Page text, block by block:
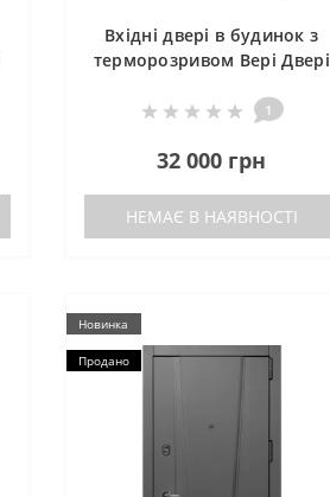
Вхідні двері в будинок з
терморозривом Вері Двері
1
32 000 грн
НЕМАЄ В НАЯВНОСТІ
Новинка
Продано